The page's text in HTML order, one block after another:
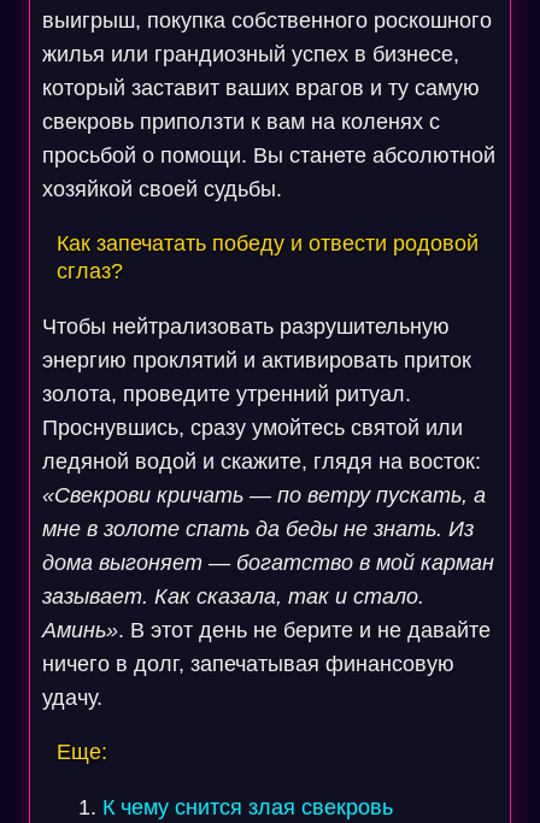
выигрыш, покупка собственного роскошного
жилья или грандиозный успех в бизнесе,
который заставит ваших врагов и ту самую
свекровь приползти к вам на коленях с
просьбой о помощи. Вы станете абсолютной
хозяйкой своей судьбы.
Как запечатать победу и отвести родовой
сглаз?
Чтобы нейтрализовать разрушительную
энергию проклятий и активировать приток
золота, проведите утренний ритуал.
Проснувшись, сразу умойтесь святой или
ледяной водой и скажите, глядя на восток:
«Свекрови кричать — по ветру пускать, а
мне в золоте спать да беды не знать. Из
дома выгоняет — богатство в мой карман
зазывает. Как сказала, так и стало.
Аминь». В этот день не берите и не давайте
ничего в долг, запечатывая финансовую
удачу.
Еще:
К чему снится злая свекровь